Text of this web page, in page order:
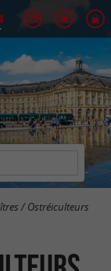
/ Ostréiculteurs